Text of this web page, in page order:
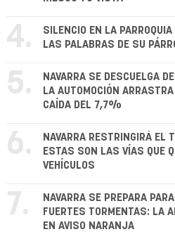
4.
SILENCIO EN LA
LAS PALABRAS DE SU
5.
NAVARRA SE DESCUELGA
LA AUTOMOCIÓN
CAÍDA DEL 7,7%
6.
NAVARRA RESTRINGIRÁ EL
ESTAS SON LAS VÍAS QUE
VEHÍCULOS
7.
NAVARRA SE PREPARA
FUERTES TORMENTAS: LA
EN AVISO NARANJA